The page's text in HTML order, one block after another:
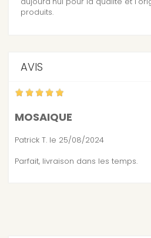
produits.
AVIS
MOSAIQUE
Patrick T. le 25/08/2024
Parfait, livraison dans les temps.